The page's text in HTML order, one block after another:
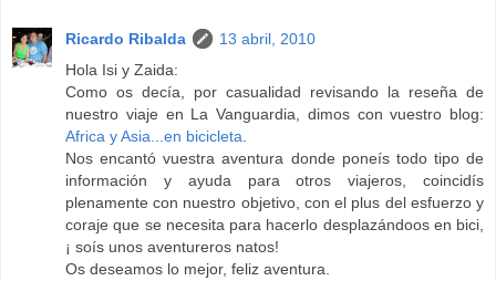
Ricardo Ribalda
13 abril, 2010
Hola Isi y Zaida:
Como os decía, por casualidad revisando la reseña de
nuestro viaje en La Vanguardia, dimos con vuestro blog:
Africa y Asia...en bicicleta.
Nos encantó vuestra aventura donde poneís todo tipo de
información y ayuda para otros viajeros, coincidís
plenamente con nuestro objetivo, con el plus del esfuerzo y
coraje que se necesita para hacerlo desplazándoos en bici,
¡ soís unos aventureros natos!
Os deseamos lo mejor, feliz aventura.